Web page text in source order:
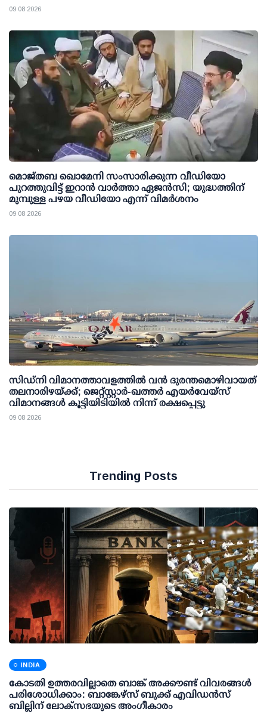
09 08 2026
മൊജ്തബ ഖൊമേനി സംസാരിക്കുന്ന വീഡിയോ
പുറത്തുവിട്ട് ഇറാന്‍ വാര്‍ത്താ ഏജന്‍സി; യുദ്ധത്തിന്
മുമ്പുള്ള പഴയ വീഡിയോ എന്ന് വിമര്‍ശനം
09 08 2026
സിഡ്‌നി വിമാനത്താവളത്തിൽ വൻ ദുരന്തമൊഴിവായത്
തലനാരിഴയ്ക്ക്; ജെറ്റ്‌സ്റ്റാർ-ഖത്തർ എയർവേയ്‌സ്
വിമാനങ്ങൾ കൂട്ടിയിടിയിൽ നിന്ന് രക്ഷപ്പെട്ടു
09 08 2026
Trending Posts
INDIA
കോടതി ഉത്തരവില്ലാതെ ബാങ്ക് അക്കൗണ്ട് വിവരങ്ങള്‍
പരിശോധിക്കാം: ബാങ്കേഴ്സ് ബുക്ക് എവിഡന്‍സ്
ബില്ലിന് ലോക്സഭയുടെ അംഗീകാരം